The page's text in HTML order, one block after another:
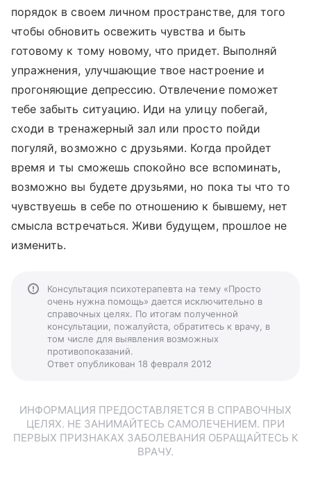
порядок в своем личном пространстве, для того
чтобы обновить освежить чувства и быть
готовому к тому новому, что придет. Выполняй
упражнения, улучшающие твое настроение и
прогоняющие депрессию. Отвлечение поможет
тебе забыть ситуацию. Иди на улицу побегай,
сходи в тренажерный зал или просто пойди
погуляй, возможно с друзьями. Когда пройдет
время и ты сможешь спокойно все вспоминать,
возможно вы будете друзьями, но пока ты что то
чувствуешь в себе по отношению к бывшему, нет
смысла встречаться. Живи будущем, прошлое не
изменить.
Консультация психотерапевта на тему «Просто
очень нужна помощь» дается исключительно в
справочных целях. По итогам полученной
консультации, пожалуйста, обратитесь к врачу, в
том числе для выявления возможных
противопоказаний.
Ответ опубликован 18 февраля 2012
ИНФОРМАЦИЯ ПРЕДОСТАВЛЯЕТСЯ В СПРАВОЧНЫХ
ЦЕЛЯХ. НЕ ЗАНИМАЙТЕСЬ САМОЛЕЧЕНИЕМ. ПРИ
ПЕРВЫХ ПРИЗНАКАХ ЗАБОЛЕВАНИЯ ОБРАЩАЙТЕСЬ К
ВРАЧУ.